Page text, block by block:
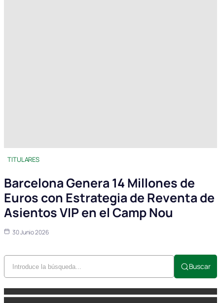
TITULARES
Barcelona Genera 14 Millones de
Euros con Estrategia de Reventa de
Asientos VIP en el Camp Nou
30 Junio 2026
Buscar